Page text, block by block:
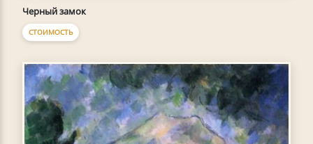
Черный замок
СТОИМОСТЬ